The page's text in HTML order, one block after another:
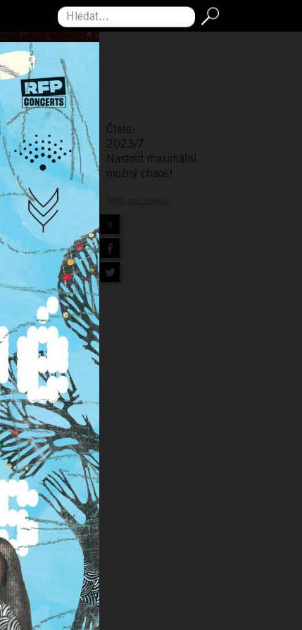
Hledat...
Čtete:
2023/7
Nastolit maximální
možný chaos!
Našli jste chybu?
×